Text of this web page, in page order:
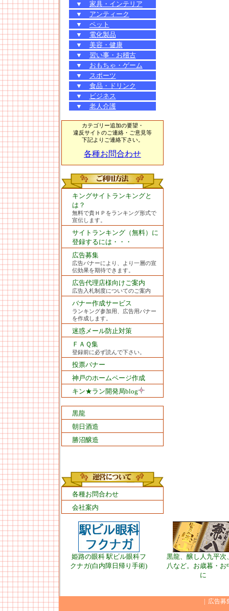
▼
家具・インテリア
▼
アンティーク
▼
ペット
▼
電化製品
▼
美容・健康
▼
習い事・お稽古
▼
おもちゃ・ゲーム
▼
スポーツ
▼
食品・ドリンク
▼
ビジネス
▼
老人介護
カテゴリー追加の要望・
違反サイトのご連絡・ご意見等
下記よりご連絡下さい。
各種お問合わせ
キングサイトランキングと
は？
無料で貴ＨＰをランキング形式で
宣伝します。
サイトランキング（無料）に
登録するには・・・
広告募集
広告バナーにより、より一層の宣
伝効果を期待できます。
広告代理店様向けご案内
広告入札制度についてのご案内
バナー作成サービス
ランキング参加用、広告用バナー
を作成します。
迷惑メール防止対策
ＦＡＱ集
登録前に必ず読んで下さい。
投票バナー
神戸のホームページ作成
キン★ラン開発局blog
黒龍
朝日酒造
勝沼醸造
各種お問合わせ
会社案内
姫路の眼科 駅ビル眼科フ
クナガ(白内障日帰り手術)
黒龍、醸し人九平次
八など。お歳暮・お
に
広告募